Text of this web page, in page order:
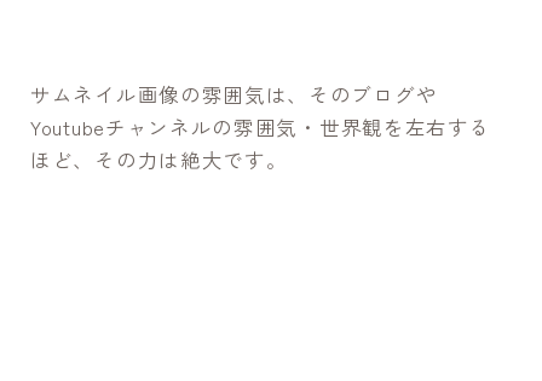
サムネイル画像の雰囲気は、そのブログや
Youtubeチャンネルの雰囲気・世界観を左右する
ほど、その力は絶大です。